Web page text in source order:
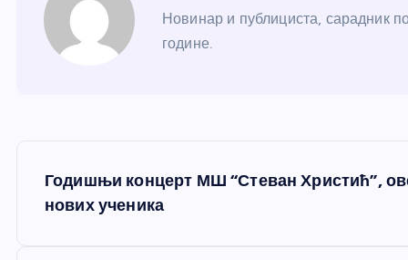
Новинар и публициста, сарадник
године.
Годишњи концерт МШ “Стеван Христић”,
нових ученика